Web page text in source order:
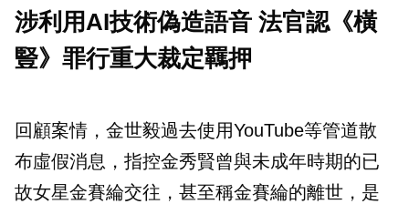
涉利用AI技術偽造語音 法官認《橫
豎》罪行重大裁定羈押
回顧案情，金世毅過去使用YouTube等管道散
布虛假消息，指控金秀賢曾與未成年時期的已
故女星金賽綸交往，甚至稱金賽綸的離世，是